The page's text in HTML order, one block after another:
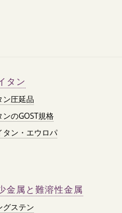
タン
ン圧延品
ンのGOST規格
タン・エウロパ
金属と難溶性金属
グステン